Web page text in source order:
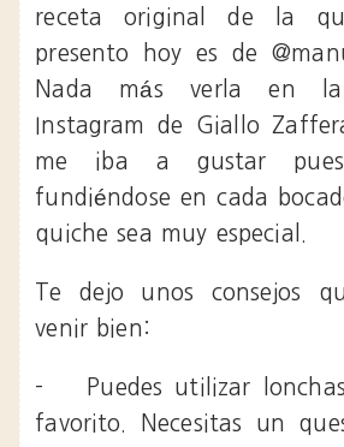
receta original de la
presento hoy es de
Nada más verla en
Instagram de Giallo
me iba a gustar
fundiéndose en cada
quiche sea muy especial.
Te dejo unos consejos
venir bien:
-
Puedes utilizar
favorito. Necesitas un